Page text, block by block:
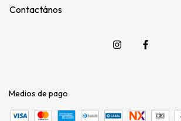
Contactános
Medios de pago